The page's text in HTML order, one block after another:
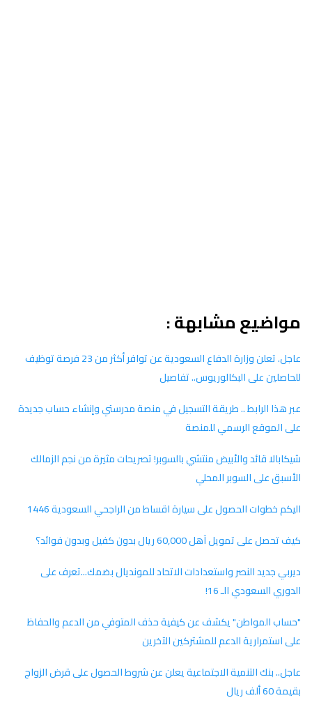
مواضيع مشابهة :
عاجل. تعلن وزارة الدفاع السعودية عن توافر أكثر من 23 فرصة توظيف
للحاصلين على البكالوريوس.. تفاصيل
عبر هذا الرابط .. طريقة التسجيل في منصة مدرستي وإنشاء حساب جديدة
على الموقع الرسمي للمنصة
شيكابالا قائد والأبيض منتشي بالسوبر! تصريحات مثيرة من نجم الزمالك
الأسبق على السوبر المحلي
اليكم خطوات الحصول على سيارة اقساط من الراجحي السعودية 1446
كيف تحصل على تمويل آهل 60,000 ريال بدون كفيل وبدون فوائد؟
ديربي جديد النصر واستعدادات الاتحاد للمونديال بضمك...تعرف على
الدوري السعودي الـ 16!
"حساب المواطن" يكشف عن كيفية حذف المتوفي من الدعم والحفاظ
على استمرارية الدعم للمشتركين الآخرين
عاجل.. بنك التنمية الاجتماعية يعلن عن شروط الحصول على قرض الزواج
بقيمة 60 ألف ريال